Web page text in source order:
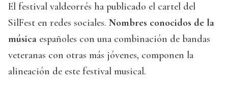
El festival valdeorrés ha publicado el cartel del
SilFest en redes sociales. Nombres conocidos de la
música españoles con una combinación de bandas
veteranas con otras más jóvenes, componen la
alineación de este festival musical.